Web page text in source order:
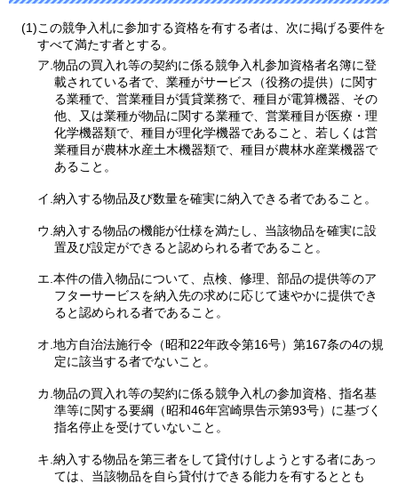
(1)この競争入札に参加する資格を有する者は、次に掲げる要件を
すべて満たす者とする。
ア.物品の買入れ等の契約に係る競争入札参加資格者名簿に登
載されている者で、業種がサービス（役務の提供）に関す
る業種で、営業種目が賃貸業務で、種目が電算機器、その
他、又は業種が物品に関する業種で、営業種目が医療・理
化学機器類で、種目が理化学機器であること、若しくは営
業種目が農林水産土木機器類で、種目が農林水産業機器で
あること。
イ.納入する物品及び数量を確実に納入できる者であること。
ウ.納入する物品の機能が仕様を満たし、当該物品を確実に設
置及び設定ができると認められる者であること。
エ.本件の借入物品について、点検、修理、部品の提供等のア
フターサービスを納入先の求めに応じて速やかに提供でき
ると認められる者であること。
オ.地方自治法施行令（昭和22年政令第16号）第167条の4の規
定に該当する者でないこと。
カ.物品の買入れ等の契約に係る競争入札の参加資格、指名基
準等に関する要綱（昭和46年宮崎県告示第93号）に基づく
指名停止を受けていないこと。
キ.納入する物品を第三者をして貸付けしようとする者にあっ
ては、当該物品を自ら貸付けできる能力を有するととも